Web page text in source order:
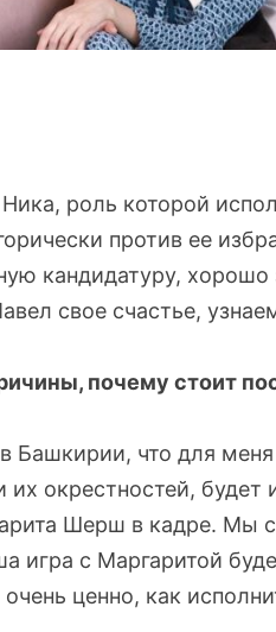
роль которой
против ее
кандидатуру,
свое счастье,
почему стоит
Башкирии, что для
окрестностей, будет
Шерш в кадре. Мы
игра с Маргаритой
ценно, как